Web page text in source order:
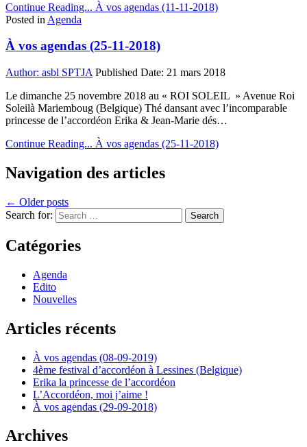
Continue Reading... À vos agendas (11-11-2018)
Posted in Agenda
À vos agendas (25-11-2018)
Author: asbl SPTJA Published Date: 21 mars 2018
Le dimanche 25 novembre 2018 au « ROI SOLEIL » Avenue Roi
Soleilà Mariemboug (Belgique) Thé dansant avec l’incomparable
princesse de l’accordéon Erika & Jean-Marie dés…
Continue Reading... À vos agendas (25-11-2018)
Navigation des articles
← Older posts
Search for:
Catégories
Agenda
Edito
Nouvelles
Articles récents
À vos agendas (08-09-2019)
4ème festival d’accordéon à Lessines (Belgique)
Erika la princesse de l’accordéon
L’Accordéon, moi j’aime !
À vos agendas (29-09-2018)
Archives